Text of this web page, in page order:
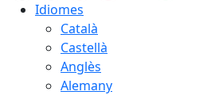
Idiomes
Català
Castellà
Anglès
Alemany